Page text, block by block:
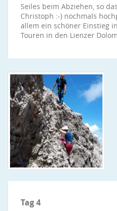
Seiles beim Abziehen, so
Christoph :-) nochmals
allem ein schöner Einstieg
Touren in den Lienzer
Tag 4